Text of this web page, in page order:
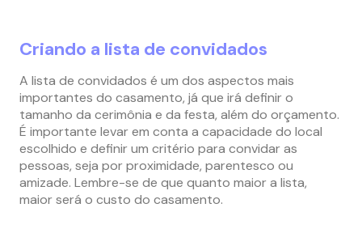
Criando a lista de convidados
A lista de convidados é um dos aspectos mais
importantes do casamento, já que irá definir o
tamanho da cerimônia e da festa, além do orçamento.
É importante levar em conta a capacidade do local
escolhido e definir um critério para convidar as
pessoas, seja por proximidade, parentesco ou
amizade. Lembre-se de que quanto maior a lista,
maior será o custo do casamento.